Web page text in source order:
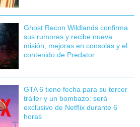
Ghost Recon Wildlands confirma
sus rumores y recibe nueva
misión, mejoras en consolas y el
contenido de Predator
GTA 6 tiene fecha para su tercer
tráiler y un bombazo: será
exclusivo de Netflix durante 6
horas